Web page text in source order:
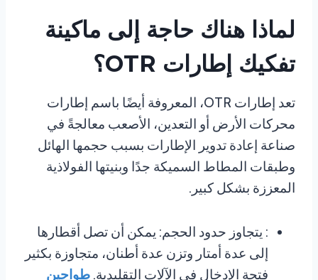
لماذا هناك حاجة إلى ماكينة
تفكيك إطارات OTR؟
تعد إطارات OTR، المعروفة أيضًا باسم إطارات
محركات الأرض أو التعدين، الأصعب معالجةً في
صناعة إعادة تدوير الإطارات بسبب حجمها الهائل
وطبقات المطاط السميكة جدًا وبنيتها الفولاذية
المعززة بشكل كبير.
: يتجاوز حدود الحجم: يمكن أن تصل أقطارها
إلى عدة أمتار وتزن عدة أطنان، متجاوزة بكثير
فتحة الإدخال في الآلات التقليدية. طواحين